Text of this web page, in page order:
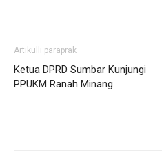
Artikulli paraprak
Ketua DPRD Sumbar Kunjungi
PPUKM Ranah Minang